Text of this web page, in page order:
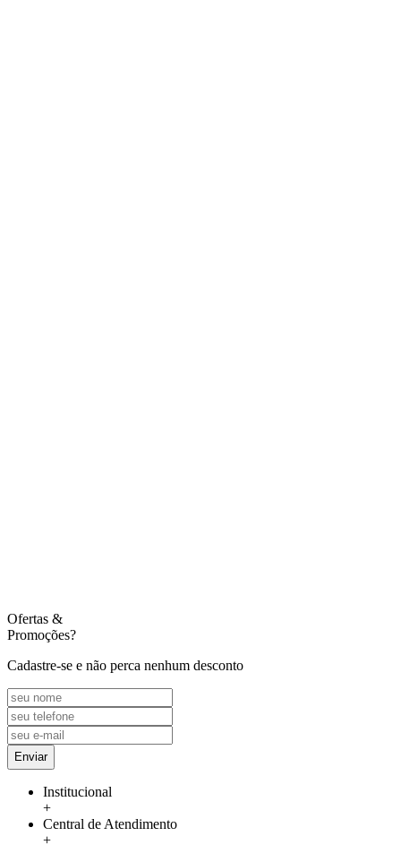
Ofertas &
Promoções?
Cadastre-se e não perca nenhum desconto
Enviar
Institucional
+
Central de Atendimento
+